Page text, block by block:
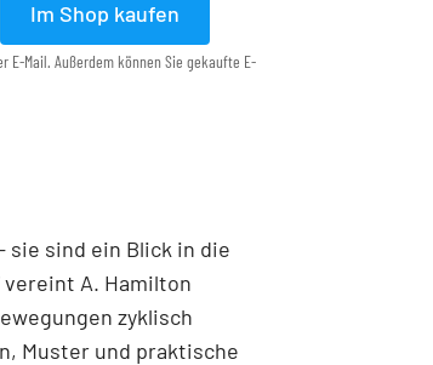
Im Shop kaufen
E-Mail. Außerdem können Sie gekaufte E-
sie sind ein Blick in die
vereint A. Hamilton
zyklisch
Muster und praktische